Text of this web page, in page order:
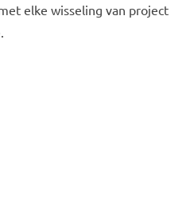
elke wisseling van project